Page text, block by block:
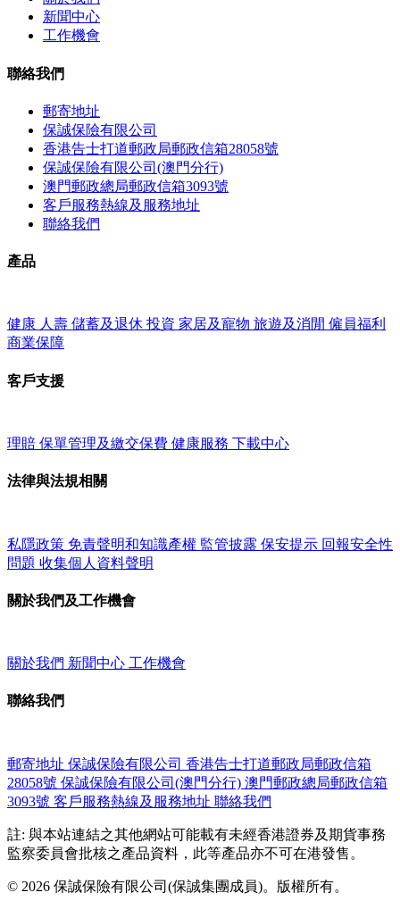
新聞中心
工作機會
聯絡我們
郵寄地址
保誠保險有限公司
香港告士打道郵政局郵政信箱28058號
保誠保險有限公司(澳門分行)
澳門郵政總局郵政信箱3093號
客戶服務熱線及服務地址
聯絡我們
產品
健康 人壽 儲蓄及退休 投資 家居及寵物 旅遊及消閒 僱員福利
商業保障
客戶支援
理賠 保單管理及繳交保費 健康服務 下載中心
法律與法規相關
私隱政策 免責聲明和知識產權 監管披露 保安提示 回報安全性
問題 收集個人資料聲明
關於我們及工作機會
關於我們 新聞中心 工作機會
聯絡我們
郵寄地址 保誠保險有限公司 香港告士打道郵政局郵政信箱
28058號 保誠保險有限公司(澳門分行) 澳門郵政總局郵政信箱
3093號 客戶服務熱線及服務地址 聯絡我們
註: 與本站連結之其他網站可能載有未經香港證券及期貨事務
監察委員會批核之產品資料，此等產品亦不可在港發售。
© 2026 保誠保險有限公司(保誠集團成員)。版權所有。